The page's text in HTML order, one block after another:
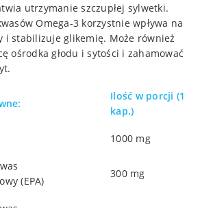
utrzymanie szczupłej sylwetki.
Omega-3 korzystnie wpływa na
i stabilizuje glikemię. Może również
ośrodka głodu i sytości i zahamować
Ilość w porcji (1
kap.)
1000 mg
(EPA)
300 mg